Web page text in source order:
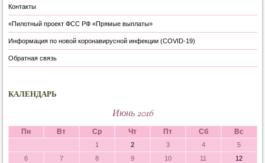
Контакты
«Пилотный проект ФСС РФ «Прямые выплаты»
Информация по новой коронавирусной инфекции (COVID-19)
Обратная связь
КАЛЕНДАРЬ
Июнь 2016
Пн Вт Ср Чт Пт Сб Вс
1 2 3 4
5
6
7 8 9 10 11
12